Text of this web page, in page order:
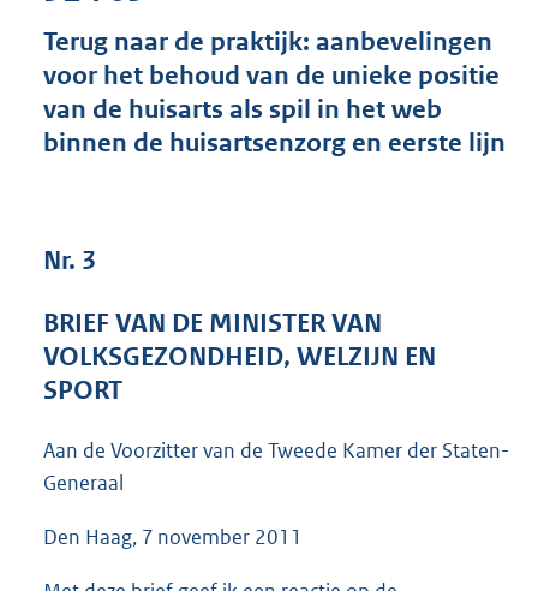
s
g
r
o
K
b
Terug naar de praktijk: aanbevelingen
voor het behoud van de unieke positie
van de huisarts als spil in het web
binnen de huisartsenzorg en eerste lijn
Nr. 3
BRIEF VAN DE MINISTER VAN
VOLKSGEZONDHEID, WELZIJN EN
SPORT
Aan de Voorzitter van de Tweede Kamer der Staten-
Generaal
Den Haag, 7 november 2011